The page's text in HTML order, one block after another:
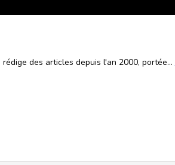
des articles depuis l'an 2000, portée...